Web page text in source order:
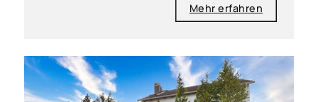
Mehr erfahren